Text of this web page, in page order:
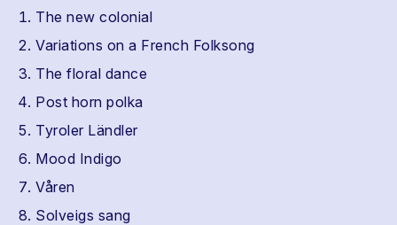
The new colonial
Variations on a French Folksong
The floral dance
Post horn polka
Tyroler Ländler
Mood Indigo
Våren
Solveigs sang